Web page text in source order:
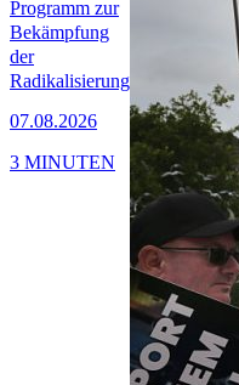
Programm zur
Bekämpfung
der
Radikalisierung
07.08.2026
3 MINUTEN